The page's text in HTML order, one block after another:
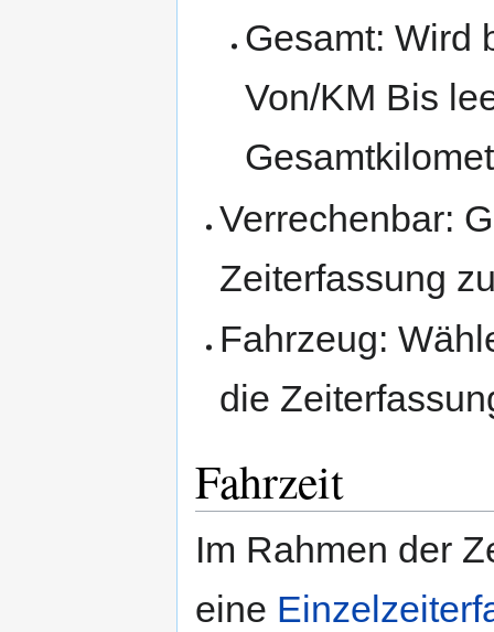
Gesamt: Wird
Von/KM Bis
Verrechenbar:
Zeiterfassung
Fahrzeug:
die
Fahrzeit
Im Rahmen der
eine